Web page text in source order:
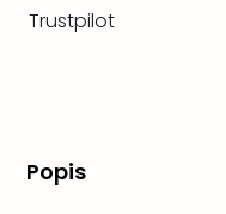
Trustpilot
Popis